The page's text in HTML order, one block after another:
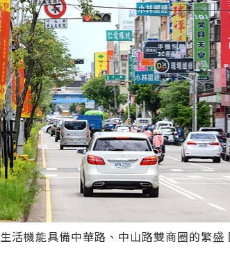
生活機能具備中華路、中山路雙商圈的繁